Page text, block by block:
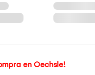
en Oechsle!